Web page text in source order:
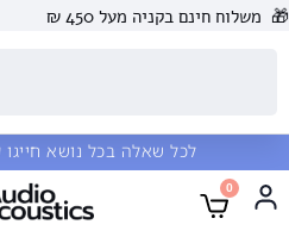
בקניה מעל 450 ₪
שאלה בכל נושא חייגו עכשיו: 052-6444410